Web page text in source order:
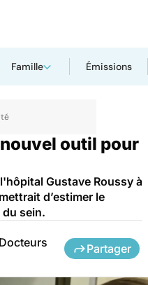
Famille Émissions
sein
outil pour
Gustave Roussy à
d’estimer le
sein.
Partager